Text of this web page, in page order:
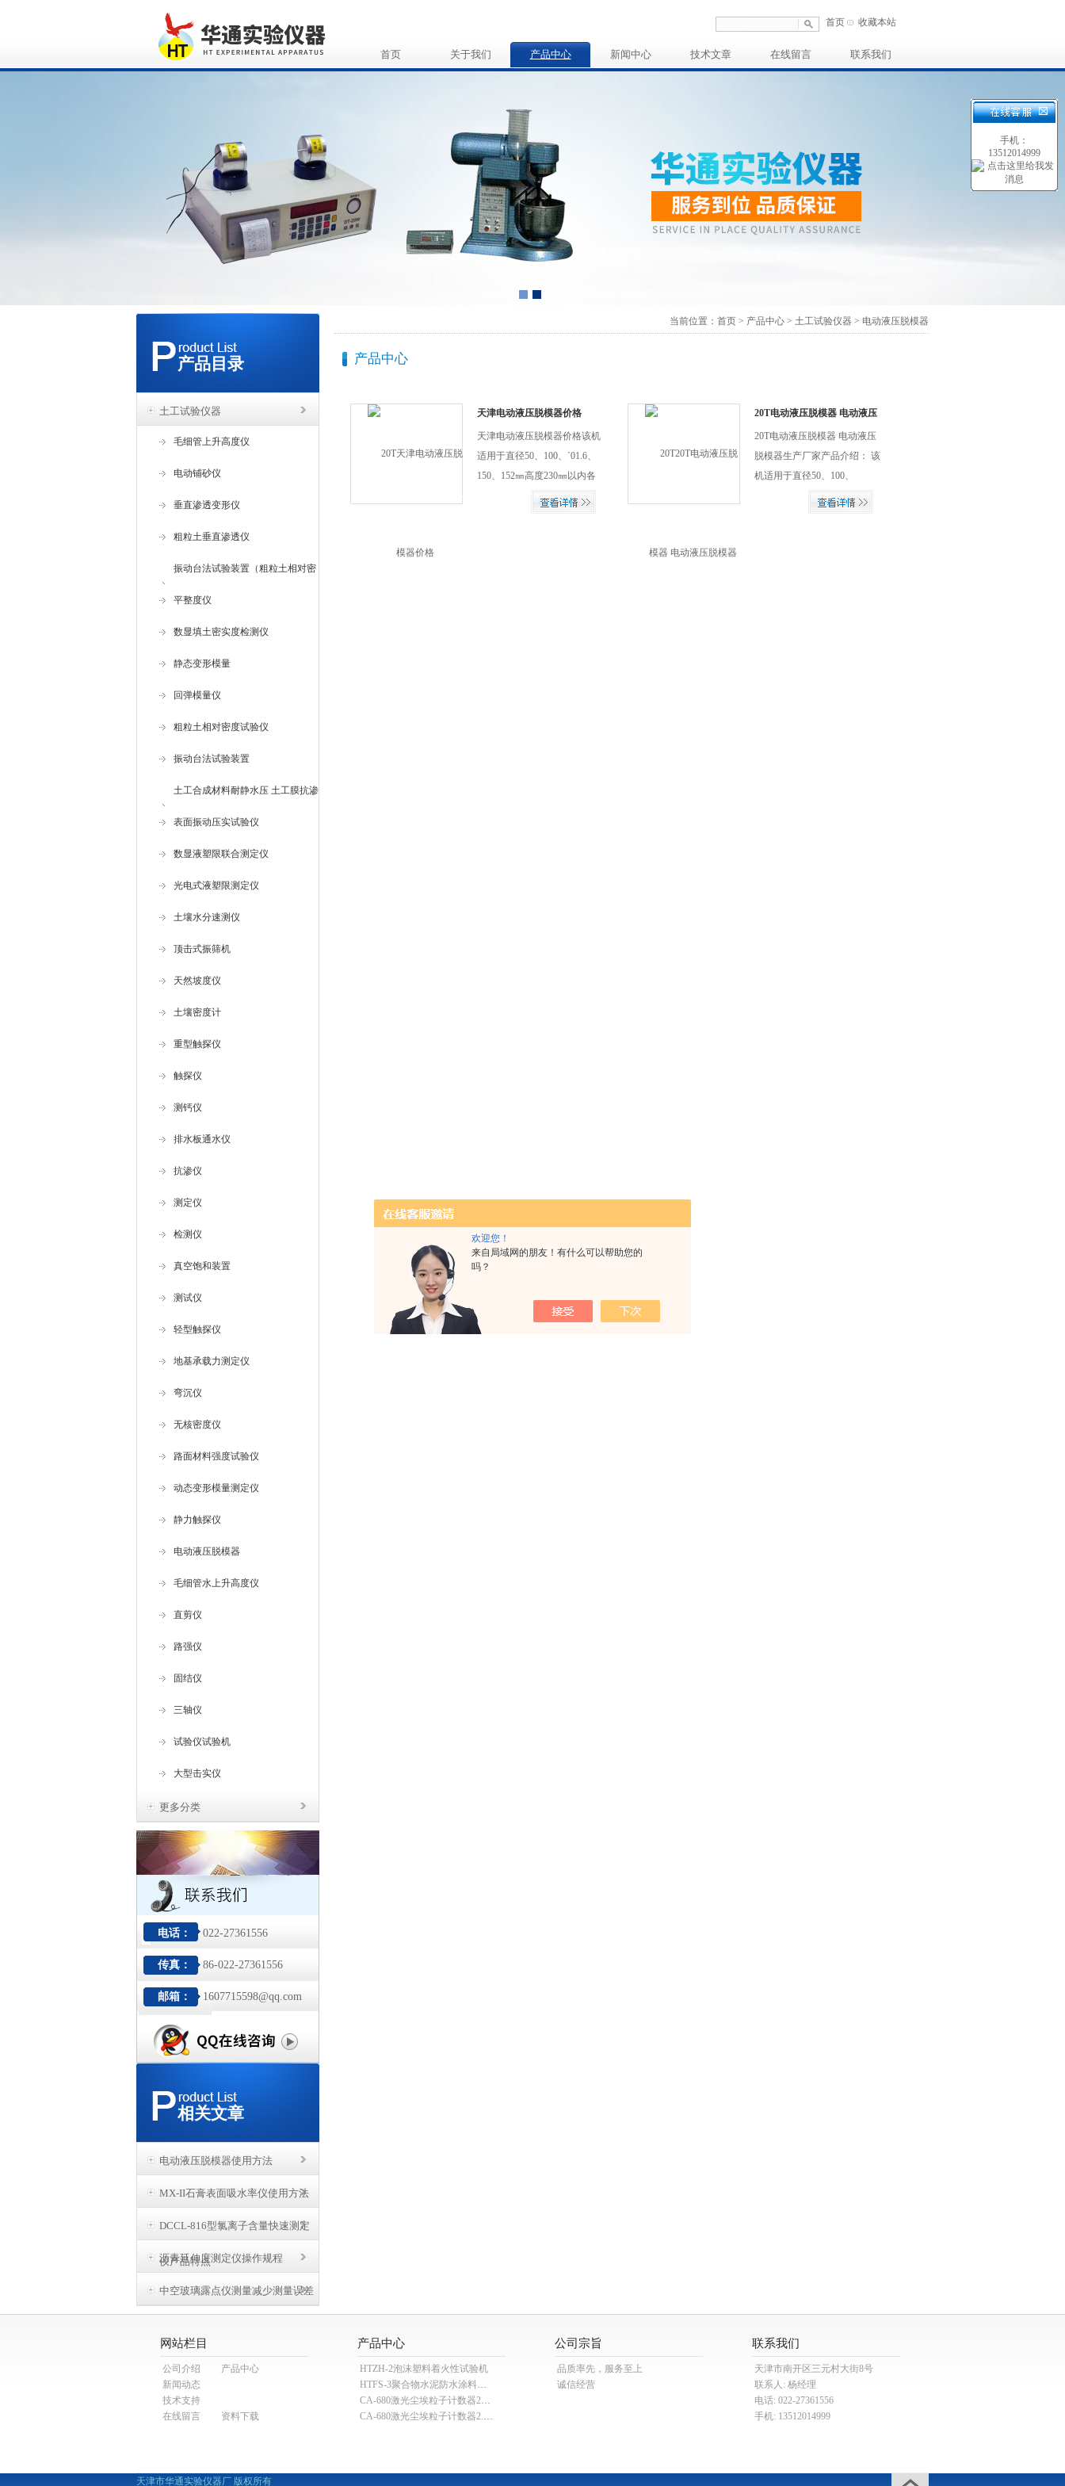
欢迎您！
来自局域网的朋友！有什么可以帮助您的
吗？
首页 收藏本站
首页 关于我们 产品中心 新闻中心 技术文章 在线留言 联系我们
产品目录
土工试验仪器
毛细管上升高度仪
电动铺砂仪
垂直渗透变形仪
粗粒土垂直渗透仪
振动台法试验装置（粗粒土相对密
度试验仪 ）
平整度仪
数显填土密实度检测仪
静态变形模量
回弹模量仪
粗粒土相对密度试验仪
振动台法试验装置
土工合成材料耐静水压 土工膜抗渗
仪
表面振动压实试验仪
数显液塑限联合测定仪
光电式液塑限测定仪
土壤水分速测仪
顶击式振筛机
天然坡度仪
土壤密度计
重型触探仪
触探仪
测钙仪
排水板通水仪
抗渗仪
测定仪
检测仪
真空饱和装置
测试仪
轻型触探仪
地基承载力测定仪
弯沉仪
无核密度仪
路面材料强度试验仪
动态变形模量测定仪
静力触探仪
电动液压脱模器
毛细管水上升高度仪
直剪仪
路强仪
固结仪
三轴仪
试验仪试验机
大型击实仪
更多分类
电话： 022-27361556
传真： 86-022-27361556
邮箱： 1607715598@qq.com
相关文章
电动液压脱模器使用方法
MX-II石膏表面吸水率仪使用方法
DCCL-816型氯离子含量快速测定
仪产品特点
沥青延伸度测定仪操作规程
中空玻璃露点仪测量减少测量误差
当前位置： 首页 > 产品中心 > 土工试验仪器 > 电动液压脱模器
产品中心
天津电动液压脱模器价格
天津电动液压脱模器价格该机
适用于直径50、100、`01.6、
150、152㎜高度230㎜以内各
种试件的脱模.更适合脱水泥稳
20T电动液压脱模器 电动液压
脱模器
20T电动液压脱模器 电动液压
脱模器生产厂家产品介绍： 该
机适用于直径50、100、
`01.6、150、152㎜高度230㎜
网站栏目
公司介绍
产品中心
新闻动态
技术支持
在线留言
资料下载
产品中心
HTZH-2泡沫塑料着火性试验机
HTFS-3聚合物水泥防水涂料分散机
CA-680激光尘埃粒子计数器28.3L
CA-680激光尘埃粒子计数器2.83L
公司宗旨
品质率先，服务至上
诚信经营
联系我们
天津市南开区三元村大街8号
联系人: 杨经理
电话: 022-27361556
手机: 13512014999
天津市华通实验仪器厂 版权所有
手机：
13512014999